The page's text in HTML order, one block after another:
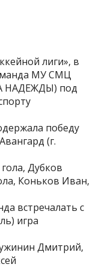
лиги», в
МУ СМЦ
НАДЕЖДЫ) под
победу
(г.
Дубков
Коньков Иван,
встречалать с
игра
Дмитрий,